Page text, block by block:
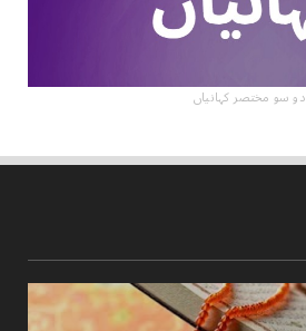
دو سو مختصر کہانیاں